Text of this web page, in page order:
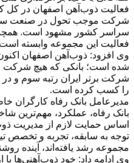
فعالیت ذوب‌آهن اصفهان در کل
شرکت موجب تحول در صنعت
سراسر کشور مشهود است.
فعالیت این مجموعه وابسته
وی افزود: ذوب‌آهن اصفهان اکنون
شرکت برتر ایران رتبه سوم و
را کسب کرده است.
مدیرعامل بانک رفاه کارگران
بانک رفاه، عملکرد، مهم‌ترین
اساس حمایت لازم از مدیریت
توجه به سابقه، تجربه و تخصص
مجموعه رشد یافته‌اند، آینده
وی ادامه داد: خود ذوب‌آهنی‌ها با